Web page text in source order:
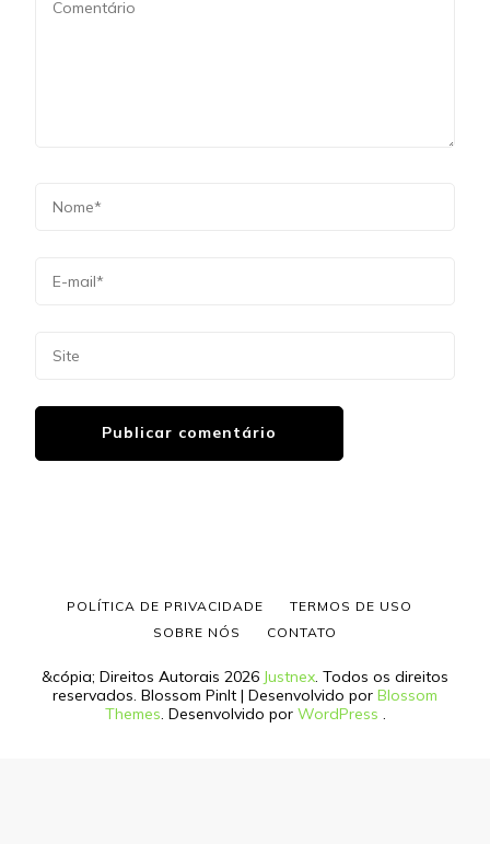
&cópia; Direitos Autorais 2026 Justnex . Todos os direitos
reservados. Blossom PinIt | Desenvolvido por Blossom
Themes . Desenvolvido por WordPress
POLÍTICA DE PRIVACIDADE
TERMOS DE USO
SOBRE NÓS
CONTATO